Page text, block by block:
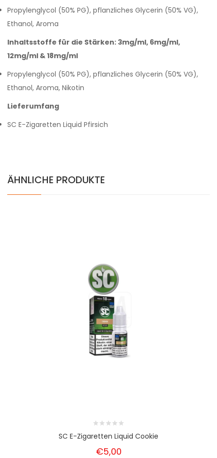
Propylenglycol (50% PG), pflanzliches Glycerin (50% VG),
Ethanol, Aroma
Inhaltsstoffe für die Stärken: 3mg/ml, 6mg/ml,
12mg/ml & 18mg/ml
Propylenglycol (50% PG), pflanzliches Glycerin (50% VG),
Ethanol, Aroma, Nikotin
Lieferumfang
SC E-Zigaretten Liquid Pfirsich
ÄHNLICHE PRODUKTE
SC E-Zigaretten Liquid Cookie
€5,00